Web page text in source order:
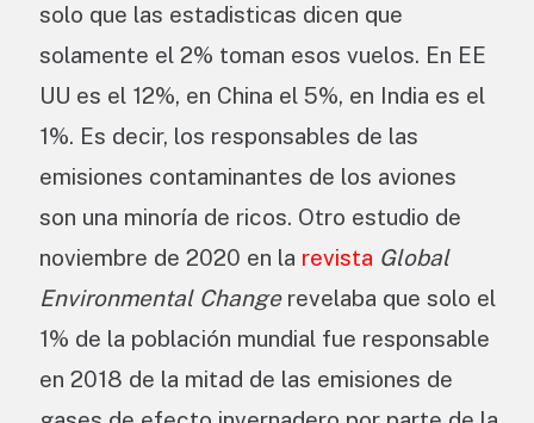
solo que las estadisticas dicen que
solamente el 2% toman esos vuelos. En EE
UU es el 12%, en China el 5%, en India es el
1%. Es decir, los responsables de las
emisiones contaminantes de los aviones
son una minoría de ricos. Otro estudio de
noviembre de 2020 en la revista Global
Environmental Changerevelaba que solo el
1% de la población mundial fue responsable
en 2018 de la mitad de las emisiones de